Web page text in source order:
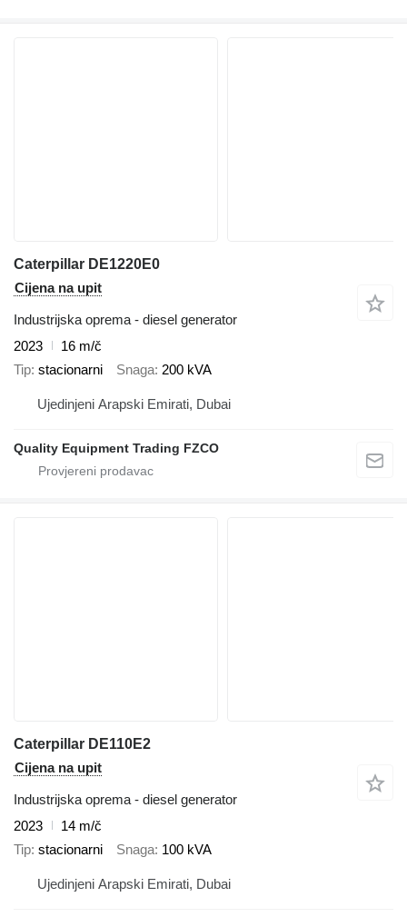
Caterpillar DE1220E0
Cijena na upit
Industrijska oprema - diesel generator
2023
16 m/č
Tip stacionarni Snaga 200 kVA
Ujedinjeni Arapski Emirati, Dubai
Quality Equipment Trading FZCO
Caterpillar DE110E2
Cijena na upit
Industrijska oprema - diesel generator
2023
14 m/č
Tip stacionarni Snaga 100 kVA
Ujedinjeni Arapski Emirati, Dubai